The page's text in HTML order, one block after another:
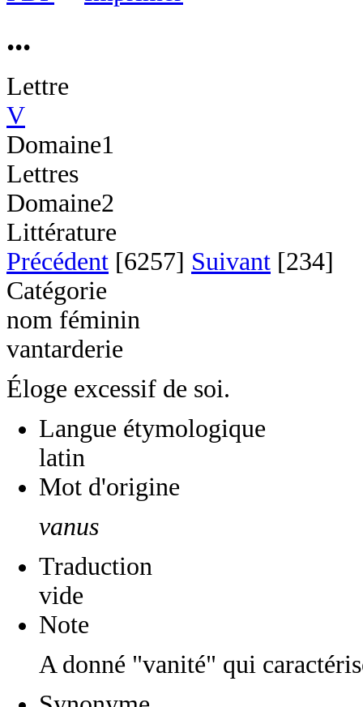
...
Lettre
V
Domaine1
Lettres
Domaine2
Littérature
Précédent [6257] Suivant [234]
Catégorie
nom féminin
vantarderie
Éloge excessif de soi.
Langue étymologique
latin
Mot d'origine
vanus
Traduction
vide
Note
A donné "vanité" qui